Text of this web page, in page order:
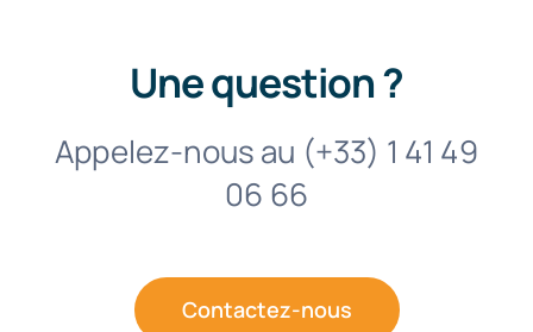
Une question ?
Appelez-nous au (+33) 1 41 49
06 66
Contactez-nous